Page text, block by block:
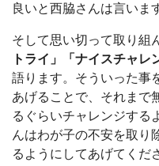
良いと西脇さんは言いま
そして思い切って取り組
トライ」「ナイスチャレ
語ります。そういった事
あげることで、それまで
るぐらいチャレンジする
んはわが子の不安を取り
るようにしてあげてくだ